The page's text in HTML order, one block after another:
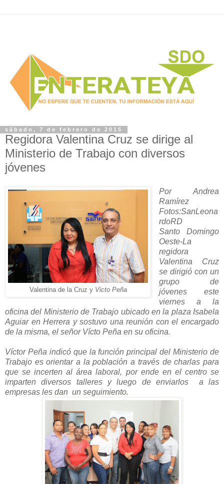
sábado, 7 de febrero de 2015
Regidora Valentina Cruz se dirige al
Ministerio de Trabajo con diversos
jóvenes
Valentina de la Cruz y Victo Peña
Por Andrea
Ramírez
Fotos:SanLeona
rdoRD
Santo Domingo
Oeste-La
regidora
Valentina Cruz
se dirigió con un
grupo de
jóvenes este
viernes a la
oficina del Ministerio de Trabajo ubicado en la plaza Isabela
Aguiar en Herrera y sostuvo una reunión con el encargado
de la misma, el señor Vícto Peña en su oficina.
Víctor Peña indicó que la función principal del Ministerio de
Trabajo es orientar a la población a través de charlas para
que se incerten al área laboral, por ende en el centro se
imparten diversos talleres y luego de enviarlos a las
empresas les dan un seguimiento.